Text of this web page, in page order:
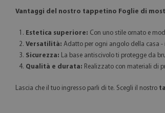
Vantaggi del nostro tappetino Foglie di
Estetica superiore: Con uno stile ornato e
Versatilità: Adatto per ogni angolo della casa -
Sicurezza: La base antiscivolo ti protegge da
Qualità e durata: Realizzato con materiali di
Lascia che il tuo ingresso parli di te. Scegli il nostro